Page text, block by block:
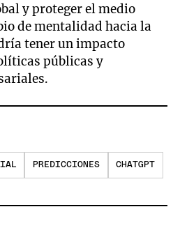
y proteger el medio
de mentalidad hacia la
tener un impacto
públicas y
PREDICCIONES CHATGPT